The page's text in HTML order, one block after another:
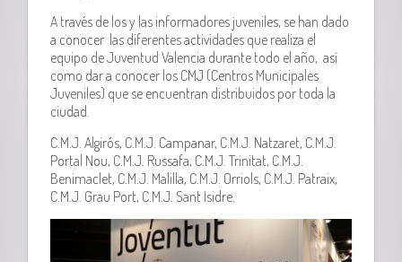
A través de los y las informadores juveniles, se han dado
a conocer las diferentes actividades que realiza el
equipo de Juventud Valencia durante todo el año, así
como dar a conocer los CMJ (Centros Municipales
Juveniles) que se encuentran distribuidos por toda la
ciudad.
C.M.J. Algirós, C.M.J. Campanar, C.M.J. Natzaret, C.M.J.
Portal Nou, C.M.J. Russafa, C.M.J. Trinitat, C.M.J.
Benimaclet, C.M.J. Malilla, C.M.J. Orriols, C.M.J. Patraix,
C.M.J. Grau Port, C.M.J. Sant Isidre.